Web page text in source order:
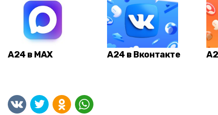
А24 в MAX А24 в Вконтакте